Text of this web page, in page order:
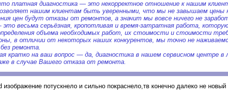
платная диагностика — это некорректное отношение к нашим
нашим клиентам быть уверенными, что мы не завышаем цены
цен будут отказы от ремонтов, а значит мы вовсе ничего не
это весьма серьёзная, кропотливая и время-затратная работа,
объема необходимых работ, их стоимости и стоимости
в отличии от некоторых наших конкурентов, мы точно не
ремонта.
кратко на ваш вопрос — да, диагностика в нашем сервисном центре в
в случае Вашего отказа от ремонта.
изображение потускнело и сильно покраснело,тв конечно далеко не